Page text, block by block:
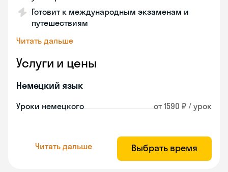
Готовит к международным экзаменам и
путешествиям
Читать дальше
Услуги и цены
Немецкий язык
Уроки немецкого от 1590 ₽ / урок
Читать дальше Выбрать время